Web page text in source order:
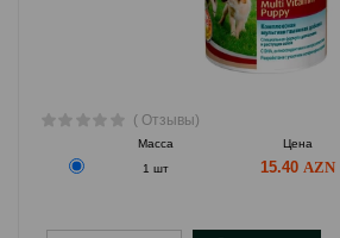
( Отзывы)
Масса Цена
1 шт
15.40